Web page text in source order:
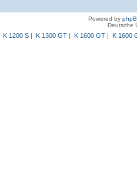
Powered by
Deutsche
K 1200 S| K 1300 GT| K 1600 GT| K 1600